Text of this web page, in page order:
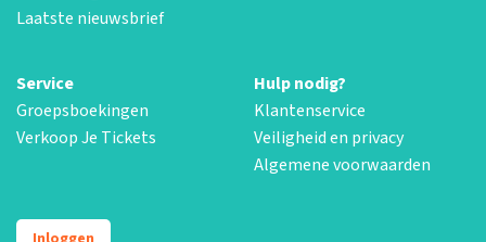
Laatste nieuwsbrief
Service
Groepsboekingen
Verkoop Je Tickets
Hulp nodig?
Klantenservice
Veiligheid en privacy
Algemene voorwaarden